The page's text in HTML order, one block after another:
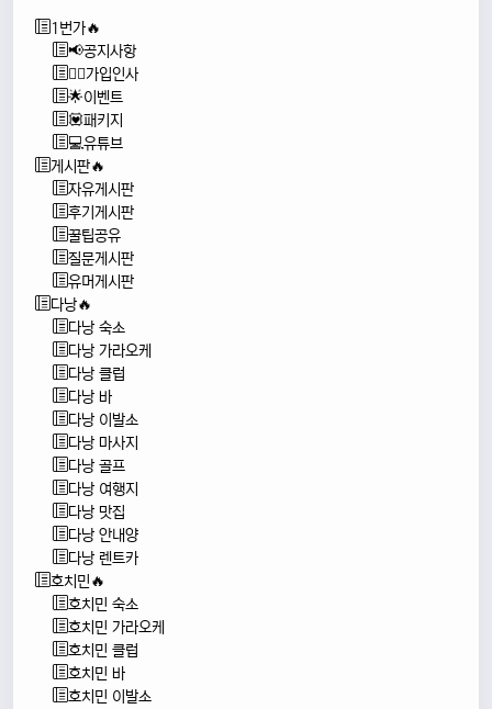
1번가🔥
📢공지사항
🙇‍♂️가입인사
🌟이벤트
💟패키지
💻유튜브
게시판🔥
자유게시판
후기게시판
꿀팁공유
질문게시판
유머게시판
다낭🔥
다낭 숙소
다낭 가라오케
다낭 클럽
다낭 바
다낭 이발소
다낭 마사지
다낭 골프
다낭 여행지
다낭 맛집
다낭 안내양
다낭 렌트카
호치민🔥
호치민 숙소
호치민 가라오케
호치민 클럽
호치민 바
호치민 이발소